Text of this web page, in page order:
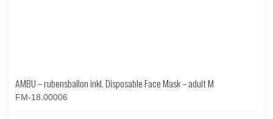
AMBU – rubensballon inkl. Disposable Face Mask – adult M
FM-18.00006